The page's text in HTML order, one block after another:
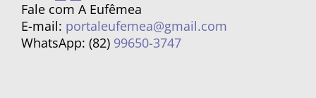
Fale com A Eufêmea
E-mail: portaleufemea@gmail.com
WhatsApp: (82) 99650-3747